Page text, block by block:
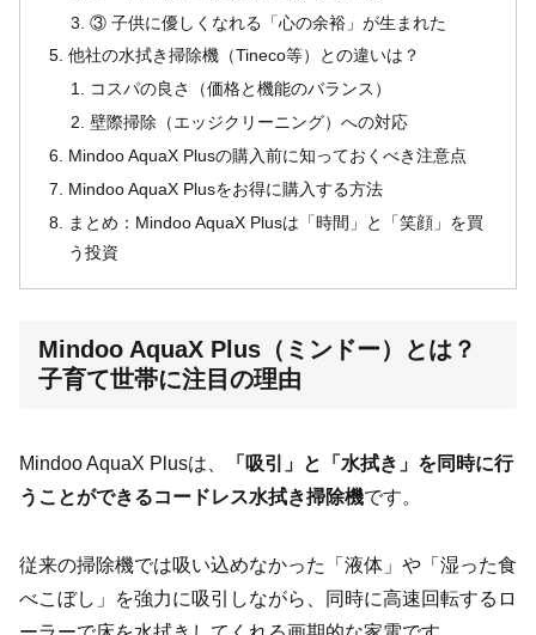
③ 子供に優しくなれる「心の余裕」が生まれた
他社の水拭き掃除機（Tineco等）との違いは？
コスパの良さ（価格と機能のバランス）
壁際掃除（エッジクリーニング）への対応
Mindoo AquaX Plusの購入前に知っておくべき注意点
Mindoo AquaX Plusをお得に購入する方法
まとめ：Mindoo AquaX Plusは「時間」と「笑顔」を買
う投資
Mindoo AquaX Plus（ミンドー）とは？
子育て世帯に注目の理由
Mindoo AquaX Plusは、
「吸引」と「水拭き」を同時に行
うことができるコードレス水拭き掃除機です。
従来の掃除機では吸い込めなかった「液体」や「湿った食
べこぼし」を強力に吸引しながら、同時に高速回転するロ